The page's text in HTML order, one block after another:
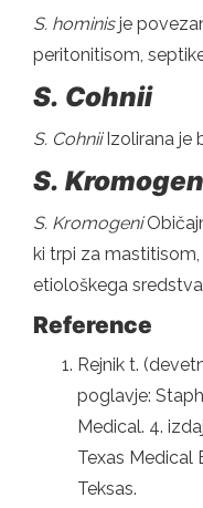
S. hominisje
peritonitisom,
S. Cohnii
S. CohniiIzolirana je
S.
S. Kromogeni
ki trpi za
etiološkega
Reference
Rejnik t.
poglavje:
Medical. 4.
Texas Medical
Teksas.